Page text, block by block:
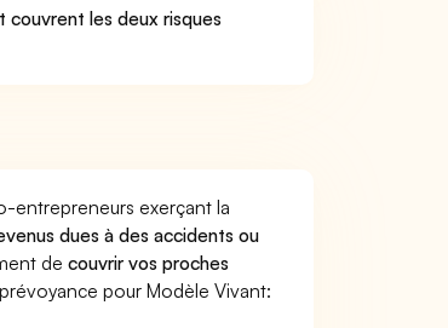
couvrent les deux risques
entrepreneurs exerçant la
dues à des accidents ou
decouvrir vos proches
pour Modèle Vivant: